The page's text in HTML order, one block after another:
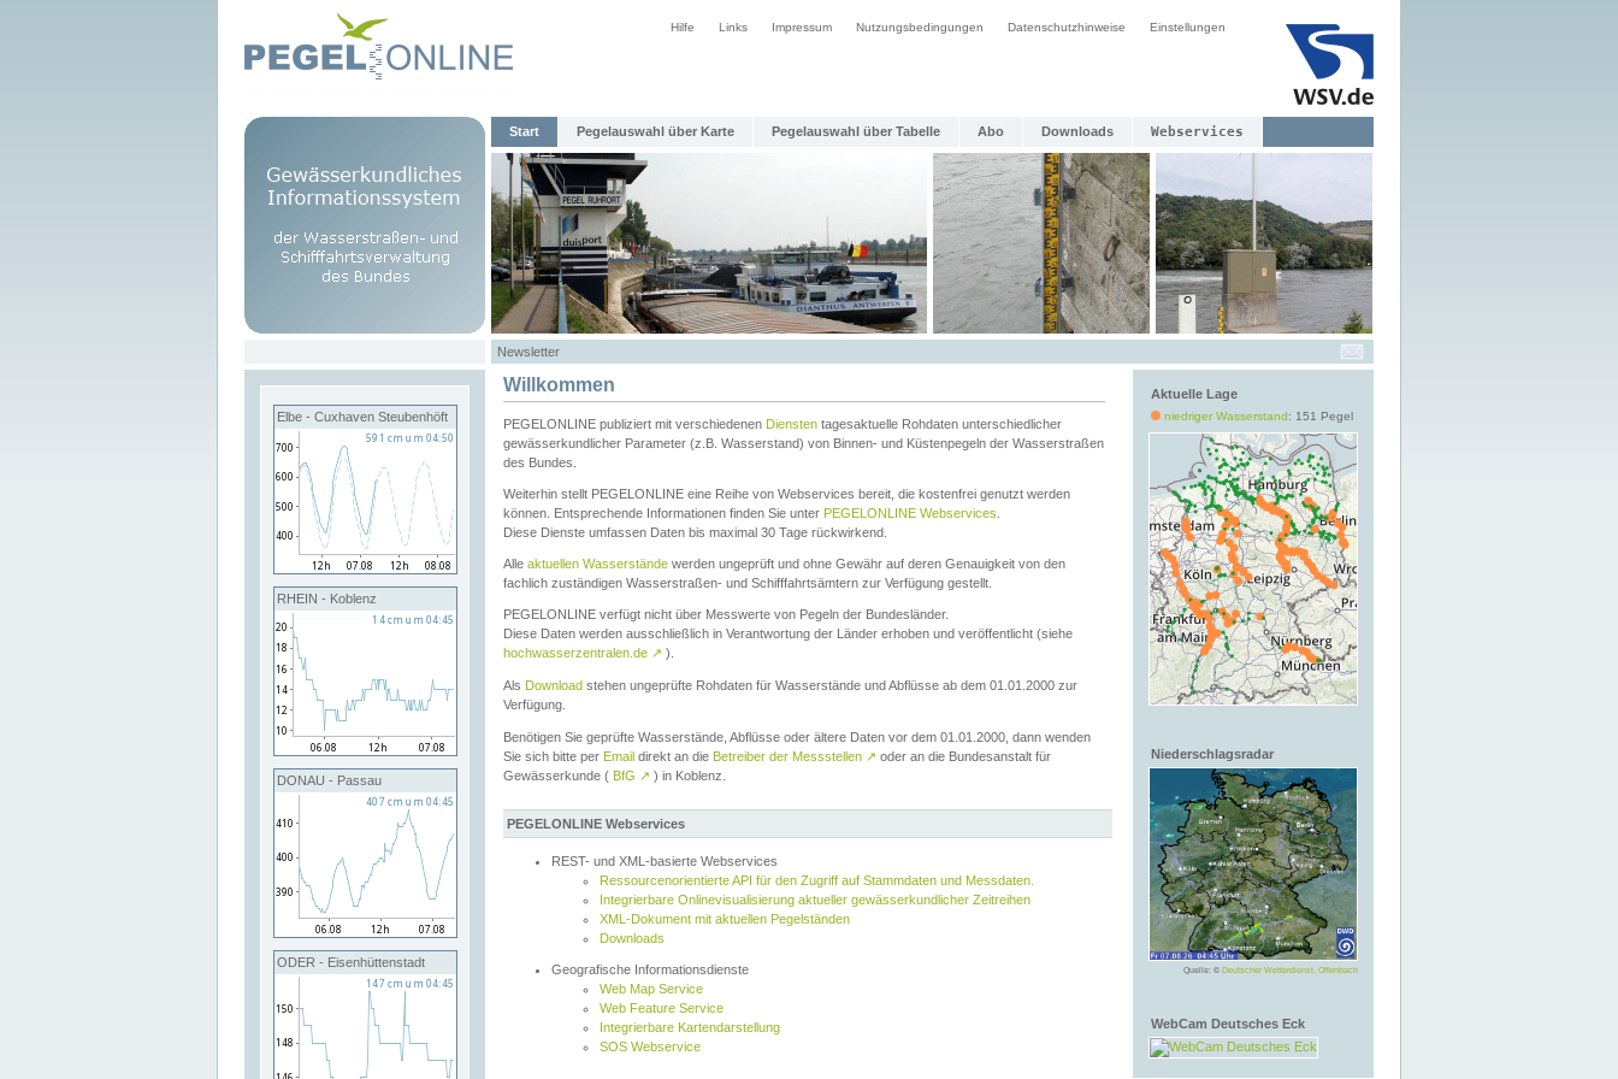
Hilfe Links Impressum Nutzungsbedingungen Datenschutzhinweise Einstellungen
Start Pegelauswahl über Karte Pegelauswahl über Tabelle Abo Downloads Webservices
Newsletter
Elbe - Cuxhaven Steubenhöft
RHEIN - Koblenz
DONAU - Passau
ODER - Eisenhüttenstadt
Aktuelle Lage
niedriger Wasserstand: 151 Pegel
Niederschlagsradar
Quelle: © Deutscher Wetterdienst, Offenbach
WebCam Deutsches Eck
Willkommen
PEGELONLINE publiziert mit verschiedenen Diensten tagesaktuelle Rohdaten unterschiedlicher
gewässerkundlicher Parameter (z.B. Wasserstand) von Binnen- und Küstenpegeln der Wasserstraßen
des Bundes.
Weiterhin stellt PEGELONLINE eine Reihe von Webservices bereit, die kostenfrei genutzt werden
können. Entsprechende Informationen finden Sie unter PEGELONLINE Webservices
Diese Dienste umfassen Daten bis maximal 30 Tage rückwirkend.
Alle aktuellen Wasserstände werden ungeprüft und ohne Gewähr auf deren Genauigkeit von den
fachlich zuständigen Wasserstraßen- und Schifffahrtsämtern zur Verfügung gestellt.
PEGELONLINE verfügt nicht über Messwerte von Pegeln der Bundesländer.
Diese Daten werden ausschließlich in Verantwortung der Länder erhoben und veröffentlicht (siehe
hochwasserzentralen.de ↗ ).
Als Download stehen ungeprüfte Rohdaten für Wasserstände und Abflüsse ab dem 01.01.2000 zur
Verfügung.
Benötigen Sie geprüfte Wasserstände, Abflüsse oder ältere Daten vor dem 01.01.2000, dann wenden
Sie sich bitte per Email direkt an die Betreiber der Messstellen ↗ oder an die Bundesanstalt für
Gewässerkunde ( BfG ↗ ) in Koblenz.
PEGELONLINE Webservices
REST- und XML-basierte Webservices
Ressourcenorientierte API für den Zugriff auf Stammdaten und Messdaten.
Integrierbare Onlinevisualisierung aktueller gewässerkundlicher Zeitreihen
XML-Dokument mit aktuellen Pegelständen
Downloads
Geografische Informationsdienste
Web Map Service
Web Feature Service
Integrierbare Kartendarstellung
SOS Webservice